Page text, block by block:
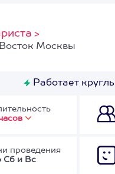
>
Москвы
Работает
проведения
Сб и Вс